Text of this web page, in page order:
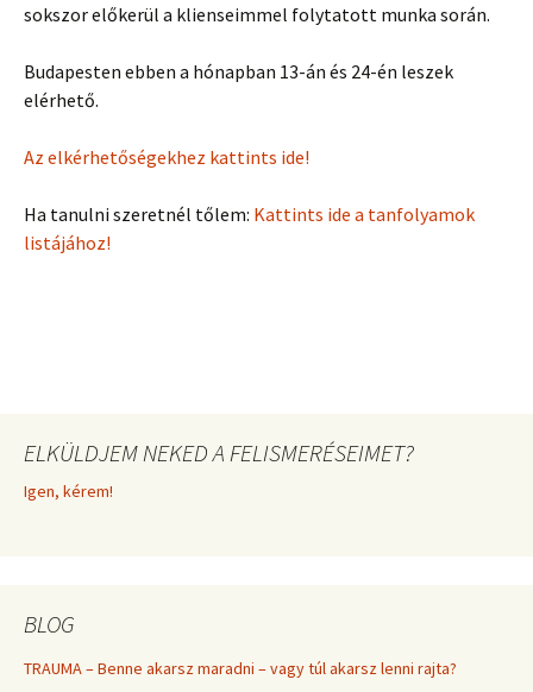
sokszor előkerül a klienseimmel folytatott munka során.
Budapesten ebben a hónapban 13-án és 24-én leszek
elérhető.
Az elkérhetőségekhez kattints ide!
Ha tanulni szeretnél tőlem: Kattints ide a tanfolyamok
listájához!
ELKÜLDJEM NEKED A FELISMERÉSEIMET?
Igen, kérem!
BLOG
TRAUMA – Benne akarsz maradni – vagy túl akarsz lenni rajta?